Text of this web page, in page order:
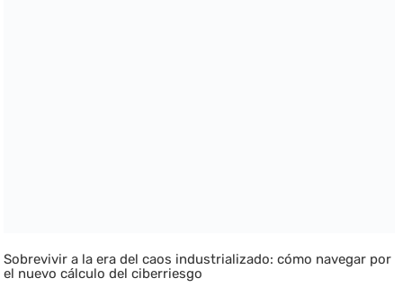
Sobrevivir a la era del caos industrializado: cómo navegar por
el nuevo cálculo del ciberriesgo